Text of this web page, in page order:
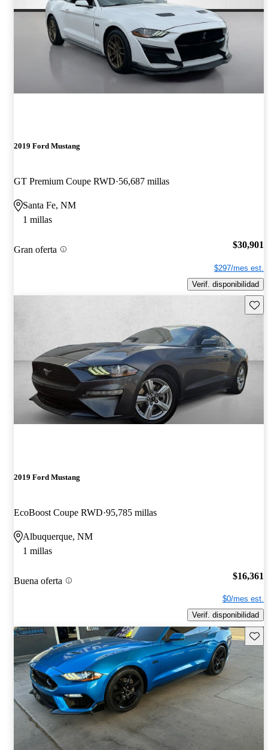
2019 Ford Mustang
GT Premium Coupe RWD 56,687 millas
Santa Fe, NM
1 millas
Gran oferta $30,901
$297/mes est.
Verif. disponibilidad
2019 Ford Mustang
EcoBoost Coupe RWD 95,785 millas
Albuquerque, NM
1 millas
Buena oferta $16,361
$0/mes est.
Verif. disponibilidad